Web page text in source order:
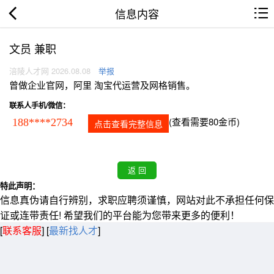
信息内容
文员 兼职
涪陵人才网 2026.08.08 举报
曾做企业官网，阿里 淘宝代运营及网格销售。
联系人手机/微信：
188****2734 点击查看完整信息 (查看需要80金币)
特此声明：
信息真伪请自行辨别，求职应聘须谨慎，网站对此不承担任何保
证或连带责任! 希望我们的平台能为您带来更多的便利！
[联系客服] [最新找人才]